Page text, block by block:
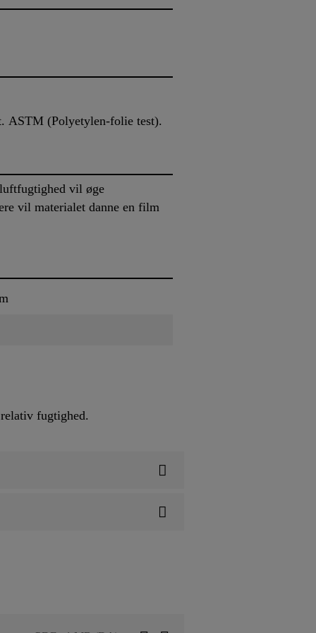
ASTM (Polyetylen-folie test).
vil øge
vil materialet danne en film
fugtighed.